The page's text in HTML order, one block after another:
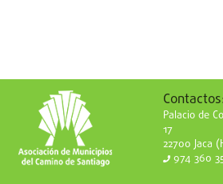
Contactos:
Palacio de
17
22700 Jaca
974 360